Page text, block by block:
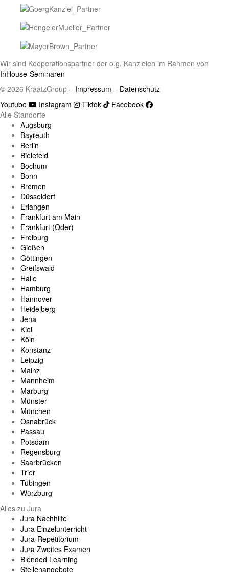
Wir sind Kooperationspartner der o.g. Kanzleien im Rahmen von
InHouse-Seminaren
© 2026 KraatzGroup – Impressum – Datenschutz
Youtube
Instagram Tiktok
Facebook
Alle Standorte
Augsburg
Bayreuth
Berlin
Bielefeld
Bochum
Bonn
Bremen
Düsseldorf
Erlangen
Frankfurt am Main
Frankfurt (Oder)
Freiburg
Gießen
Göttingen
Greifswald
Halle
Hamburg
Hannover
Heidelberg
Jena
Kiel
Köln
Konstanz
Leipzig
Mainz
Mannheim
Marburg
Münster
München
Osnabrück
Passau
Potsdam
Regensburg
Saarbrücken
Trier
Tübingen
Würzburg
Alles zu Jura
Jura Nachhilfe
Jura Einzelunterricht
Jura-Repetitorium
Jura Zweites Examen
Blended Learning
Stellenangebote